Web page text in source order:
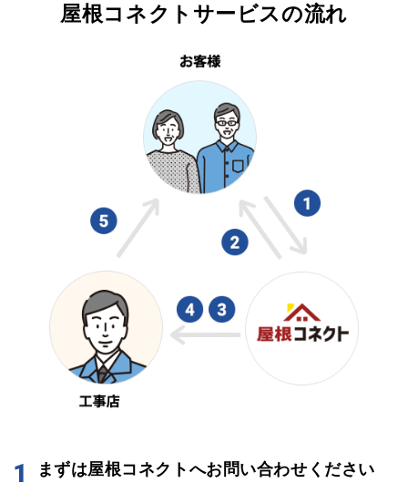
屋根コネクトサービスの流れ
1 まずは屋根コネクトへお問い合わせください